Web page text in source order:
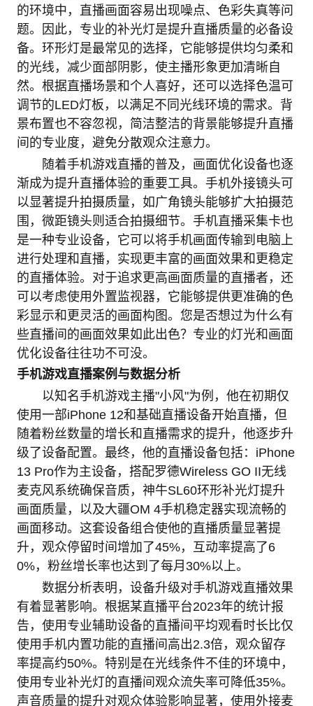
的环境中，直播画面容易出现噪点、色彩失真等问
题。因此，专业的补光灯是提升直播质量的必备设
备。环形灯是最常见的选择，它能够提供均匀柔和
的光线，减少面部阴影，使主播形象更加清晰自
然。根据直播场景和个人喜好，还可以选择色温可
调节的LED灯板，以满足不同光线环境的需求。背
景布置也不容忽视，简洁整洁的背景能够提升直播
间的专业度，避免分散观众注意力。
随着手机游戏直播的普及，画面优化设备也逐
渐成为提升直播体验的重要工具。手机外接镜头可
以显著提升拍摄质量，如广角镜头能够扩大拍摄范
围，微距镜头则适合拍摄细节。手机直播采集卡也
是一种专业设备，它可以将手机画面传输到电脑上
进行处理和直播，实现更丰富的画面效果和更稳定
的直播体验。对于追求更高画面质量的直播者，还
可以考虑使用外置监视器，它能够提供更准确的色
彩显示和更灵活的画面构图。您是否想过为什么有
些直播间的画面效果如此出色？专业的灯光和画面
优化设备往往功不可没。
手机游戏直播案例与数据分析
以知名手机游戏主播"小风"为例，他在初期仅
使用一部iPhone 12和基础直播设备开始直播，但
随着粉丝数量的增长和直播需求的提升，他逐步升
级了设备配置。最终，他的直播设备包括：iPhone
13 Pro作为主设备，搭配罗德Wireless GO II无线
麦克风系统确保音质，神牛SL60环形补光灯提升
画面质量，以及大疆OM 4手机稳定器实现流畅的
画面移动。这套设备组合使他的直播质量显著提
升，观众停留时间增加了45%，互动率提高了6
0%，粉丝增长率也达到了每月30%以上。
数据分析表明，设备升级对手机游戏直播效果
有着显著影响。根据某直播平台2023年的统计报
告，使用专业辅助设备的直播间平均观看时长比仅
使用手机内置功能的直播间高出2.3倍，观众留存
率提高约50%。特别是在光线条件不佳的环境中，
使用专业补光灯的直播间观众流失率可降低35%。
声音质量的提升对观众体验影响显著，使用外接麦